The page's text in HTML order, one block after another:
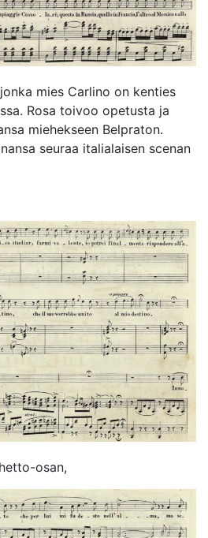
mies Carlino on kenties
Rosa toivoo opetusta ja
miehekseen Belpraton.
seuraa italialaisen scenan
osan,